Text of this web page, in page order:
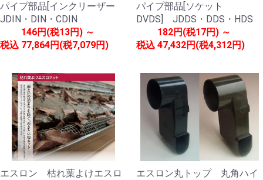
パイプ部品[インクリーザー
JDIN・DIN・CDIN
税込
146円(税13円) ～
77,864円(税7,079円)
パイプ部品[ソケット
DVDS] JDDS・DDS・HDS
税込
182円(税17円) ～
47,432円(税4,312円)
エスロン 枯れ葉よけエスロ
エスロン丸トップ 丸角ハイ